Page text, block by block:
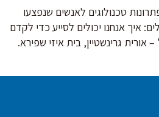
טכנולוגים לאנשים שנפצעו
איך אנחנו יכולים לסייע כדי לקדם
אורית גרינשטיין, בית איזי שפירא.